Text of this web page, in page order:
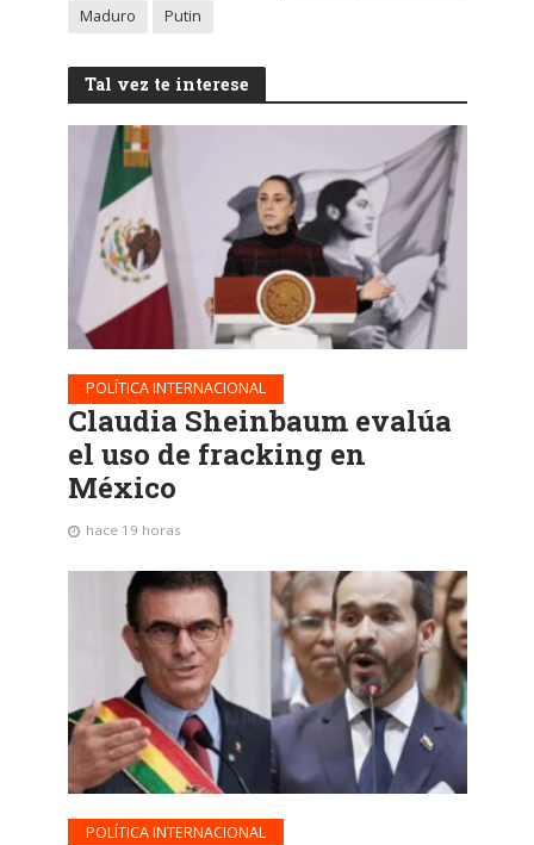
Maduro
Putin
Tal vez te interese
POLÍTICA INTERNACIONAL
Claudia Sheinbaum evalúa
el uso de fracking en
México
hace 19 horas
POLÍTICA INTERNACIONAL